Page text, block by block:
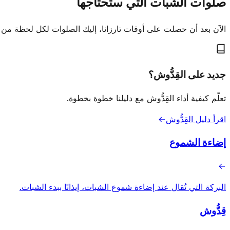
الآن بعد أن حصلت على أوقات تارزانا، إليك الصلوات لكل لحظة
جديد على القِدُّوش؟
تعلّم كيفية أداء القِدُّوش مع دليلنا خطوة بخطوة.
اقرأ دليل القِدُّوش→
إضاءة الشموع
→
البركة التي تُقال عند إضاءة شموع الشبات، إيذانًا ببدء الشبات.
قِدُّوش